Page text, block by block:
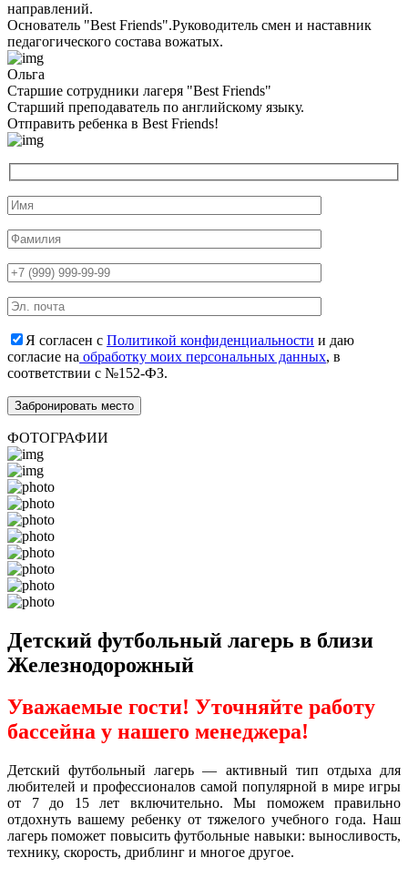
направлений.
Основатель "Best Friends".Руководитель смен и наставник
педагогического состава вожатых.
Ольга
Старшие сотрудники лагеря "Best Friends"
Cтарший преподаватель по английскому языку.
Отправить ребенка в Best Friends!
Я согласен с Политикой конфиденциальности и даю
согласие на обработку моих персональных данных, в
соответствии с №152-ФЗ.
ФОТОГРАФИИ
Детский футбольный лагерь в близи
Железнодорожный
Уважаемые гости! Уточняйте работу
бассейна у нашего менеджера!
Детский футбольный лагерь — активный тип отдыха для
любителей и профессионалов самой популярной в мире игры
от 7 до 15 лет включительно. Мы поможем правильно
отдохнуть вашему ребенку от тяжелого учебного года. Наш
лагерь поможет повысить футбольные навыки: выносливость,
технику, скорость, дриблинг и многое другое.